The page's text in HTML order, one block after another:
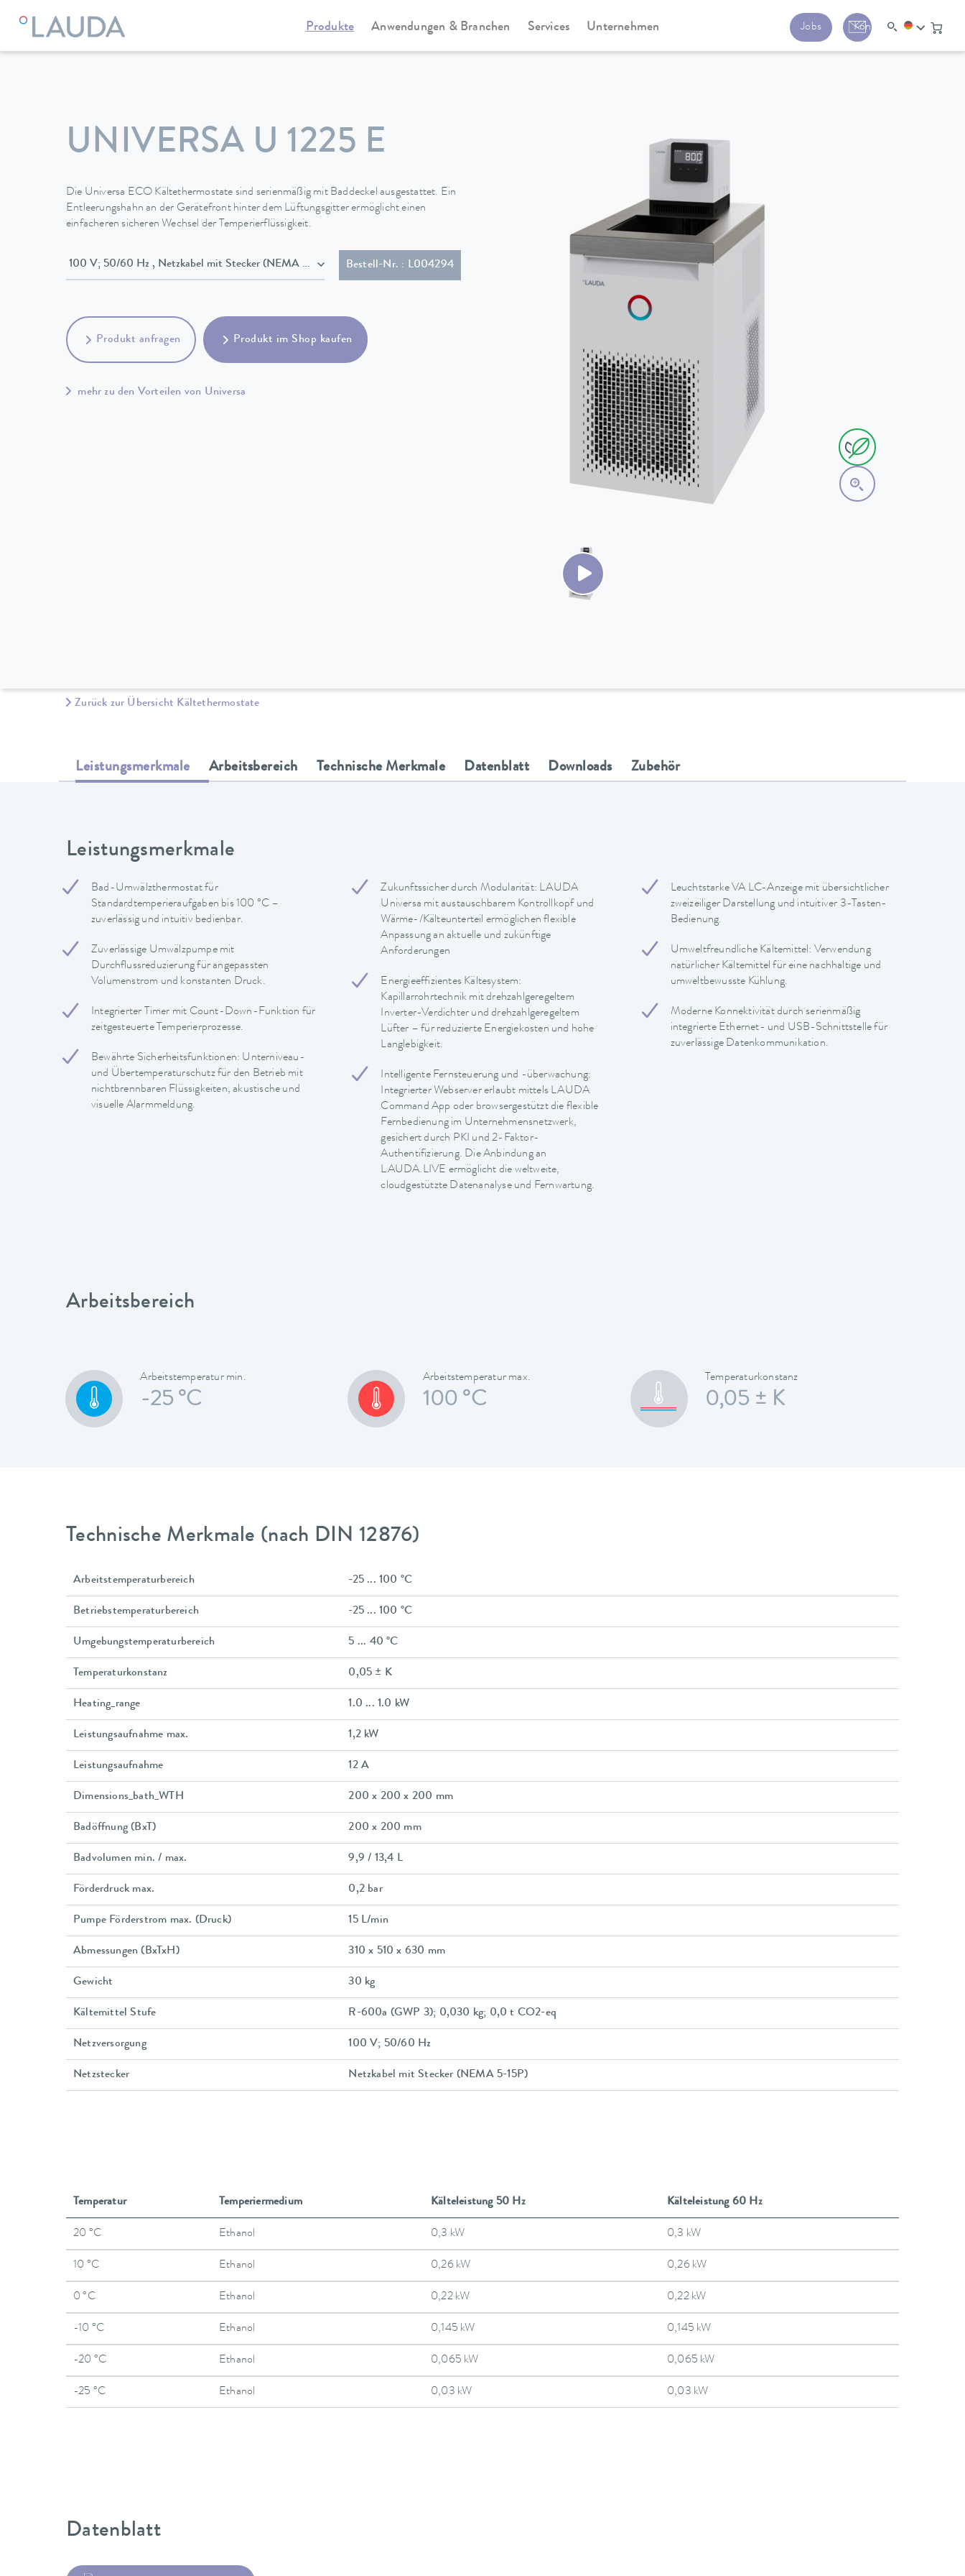
Produkte Anwendungen & Branchen Services Unternehmen Jobs Kontakt
LAUDA Temperiergeräte Kältethermostate Universa
UNIVERSA U 1225 E
Die Universa ECO Kältethermostate sind serienmäßig mit Baddeckel ausgestattet. Ein
Entleerungshahn an der Gerätefront hinter dem Lüftungsgitter ermöglicht einen
einfacheren sicheren Wechsel der Temperierflüssigkeit.
100 V; 50/60 Hz , Netzkabel mit Stecker (NEMA 5-15P) Bestell-Nr. : L004294
Produkt anfragen Produkt im Shop kaufen
mehr zu den Vorteilen von Universa
Zurück zur Übersicht Kältethermostate
Leistungsmerkmale Arbeitsbereich Technische Merkmale Datenblatt Downloads Zubehör
Leistungsmerkmale
Bad-Umwälzthermostat für
Standardtemperieraufgaben bis 100 °C –
zuverlässig und intuitiv bedienbar.
Zuverlässige Umwälzpumpe mit
Durchflussreduzierung für angepassten
Volumenstrom und konstanten Druck.
Integrierter Timer mit Count-Down-Funktion für
zeitgesteuerte Temperierprozesse.
Bewährte Sicherheitsfunktionen: Unterniveau-
und Übertemperaturschutz für den Betrieb mit
nichtbrennbaren Flüssigkeiten, akustische und
visuelle Alarmmeldung.
Zukunftssicher durch Modularität: LAUDA
Universa mit austauschbarem Kontrollkopf und
Wärme-/Kälteunterteil ermöglichen flexible
Anpassung an aktuelle und zukünftige
Anforderungen
Energieeffizientes Kältesystem:
Kapillarrohrtechnik mit drehzahlgeregeltem
Inverter-Verdichter und drehzahlgeregeltem
Lüfter – für reduzierte Energiekosten und hohe
Langlebigkeit.
Intelligente Fernsteuerung und -überwachung:
Integrierter Webserver erlaubt mittels LAUDA
Command App oder browsergestützt die flexible
Fernbedienung im Unternehmensnetzwerk,
gesichert durch PKI und 2-Faktor-
Authentifizierung. Die Anbindung an
LAUDA.LIVE ermöglicht die weltweite,
cloudgestützte Datenanalyse und Fernwartung.
Leuchtstarke VA LC-Anzeige mit übersichtlicher
zweizeiliger Darstellung und intuitiver 3-Tasten-
Bedienung.
Umweltfreundliche Kältemittel: Verwendung
natürlicher Kältemittel für eine nachhaltige und
umweltbewusste Kühlung.
Moderne Konnektivität durch serienmäßig
integrierte Ethernet- und USB-Schnittstelle für
zuverlässige Datenkommunikation.
Arbeitsbereich
Arbeitstemperatur min.
-25 °C
Arbeitstemperatur max.
100 °C
Temperaturkonstanz
0,05 ± K
Technische Merkmale (nach DIN 12876)
Arbeitstemperaturbereich -25 ... 100 °C
Betriebstemperaturbereich -25 ... 100 °C
Umgebungstemperaturbereich 5 ... 40 °C
Temperaturkonstanz 0,05 ± K
Heating_range 1.0 ... 1.0 kW
Leistungsaufnahme max. 1,2 kW
Leistungsaufnahme 12 A
Dimensions_bath_WTH 200 x 200 x 200 mm
Badöffnung (BxT) 200 x 200 mm
Badvolumen min. / max. 9,9 / 13,4 L
Förderdruck max. 0,2 bar
Pumpe Förderstrom max. (Druck) 15 L/min
Abmessungen (BxTxH) 310 x 510 x 630 mm
Gewicht 30 kg
Kältemittel Stufe R-600a (GWP 3); 0,030 kg; 0,0 t CO2-eq
Netzversorgung 100 V; 50/60 Hz
Netzstecker Netzkabel mit Stecker (NEMA 5-15P)
Temperatur Temperiermedium Kälteleistung 50 Hz Kälteleistung 60 Hz
20 °C Ethanol 0,3 kW 0,3 kW
10 °C Ethanol 0,26 kW 0,26 kW
0 °C Ethanol 0,22 kW 0,22 kW
-10 °C Ethanol 0,145 kW 0,145 kW
-20 °C Ethanol 0,065 kW 0,065 kW
-25 °C Ethanol 0,03 kW 0,03 kW
Datenblatt